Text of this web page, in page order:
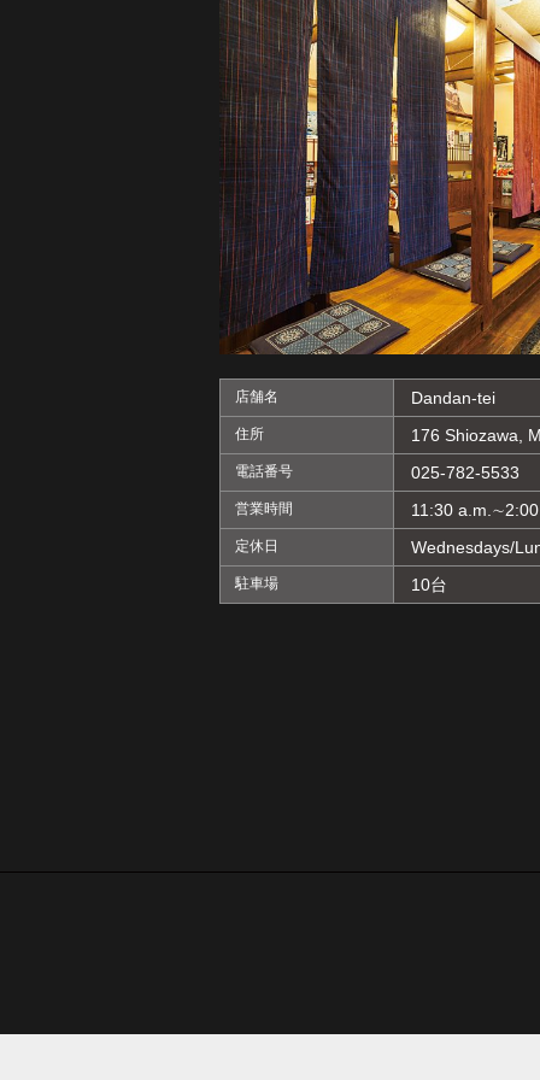
店舗名 Dandan-tei
住所 176 Shiozawa,
電話番号 025-782-5533
営業時間 11:30
定休日 Wednesdays/
駐車場 10台